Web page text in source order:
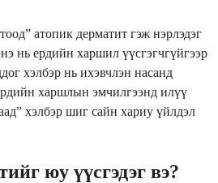
атопик дерматит гэж нэрлэдэг
нь ердийн харшил үүсгэгчгүйгээр
хэлбэр нь ихэвчлэн насанд
харшлын эмчилгээнд илүү
хэлбэр шиг сайн хариу үйлдэл
юу үүсгэдэг вэ?